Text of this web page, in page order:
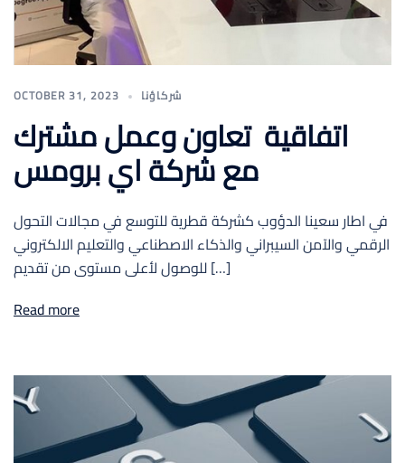
OCTOBER 31, 2023 شركاؤنا
اتفاقية تعاون وعمل مشترك
مع شركة اي برومس
في اطار سعينا الدؤوب كشركة قطرية للتوسع في مجالات التحول
الرقمي والآمن السيبراني والذكاء الاصطناعي والتعليم الالكتروني
للوصول لأعلى مستوى من تقديم […]
Read more